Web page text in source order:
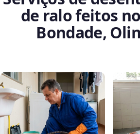
de ralo feitos
Bondade,